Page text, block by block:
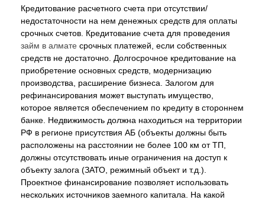
Кредитование расчетного счета при отсутствии/
недостаточности на нем денежных средств для оплаты
срочных счетов. Кредитование счета для проведения
займ в алмате срочных платежей, если собственных
средств не достаточно. Долгосрочное кредитование на
приобретение основных средств, модернизацию
производства, расширение бизнеса. Залогом для
рефинансирования может выступать имущество,
которое является обеспечением по кредиту в стороннем
банке. Недвижимость должна находиться на территории
РФ в регионе присутствия АБ (объекты должны быть
расположены на расстоянии не более 100 км от ТП,
должны отсутствовать иные ограничения на доступ к
объекту залога (ЗАТО, режимный объект и т.д.).
Проектное финансирование позволяет использовать
нескольких источников заемного капитала. На какой